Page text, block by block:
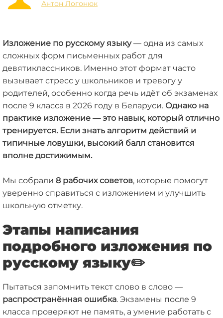
Антон Логонюк
Изложение по русскому языку— одна из самых
сложных форм письменных работ для
девятиклассников. Именно этот формат часто
вызывает стресс у школьников и тревогу у
родителей, особенно когда речь идёт об экзаменах
после 9 класса в 2026 году в Беларуси. Однако на
практике изложение — это навык, который отлично
тренируется. Если знать алгоритм действий и
типичные ловушки, высокий балл становится
вполне достижимым.
Мы собрали 8 рабочих советов, которые помогут
уверенно справиться с изложением и улучшить
школьную отметку.
Этапы написания
подробного изложения по
русскому языку✏️
Пытаться запомнить текст слово в слово —
распространённая ошибка. Экзамены после 9
класса проверяют не память, а умение работать с